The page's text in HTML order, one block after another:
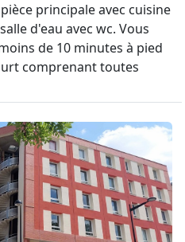
principale avec cuisine
d'eau avec wc. Vous
de 10 minutes à pied
comprenant toutes